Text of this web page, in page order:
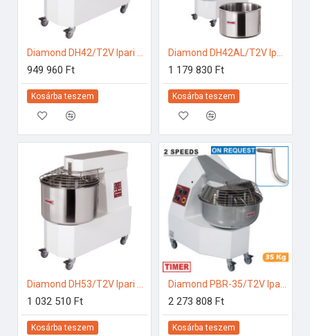
Diamond DH42/T2V Ipari konyhai előkészítés
949 960 Ft
Kosárba teszem
Diamond DH42AL/T2V Ipari konyhai előkészítés
1 179 830 Ft
Kosárba teszem
Diamond DH53/T2V Ipari konyhai előkészítés
1 032 510 Ft
Kosárba teszem
Diamond PBR-35/T2V Ipari konyhai előkészítés
2 273 808 Ft
Kosárba teszem